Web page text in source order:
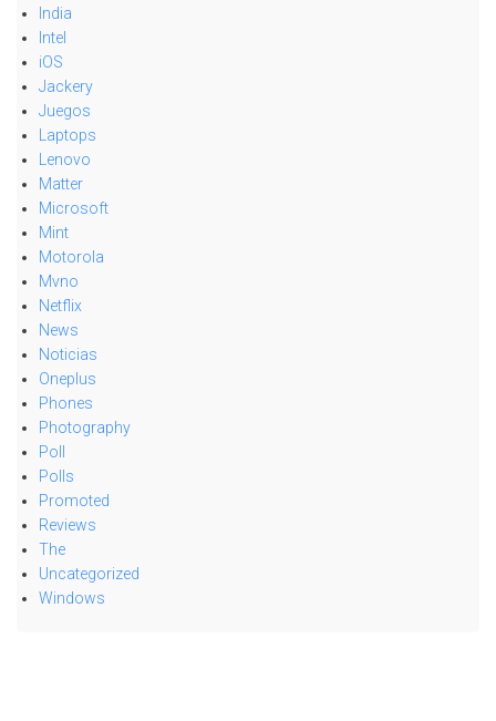
India
Intel
iOS
Jackery
Juegos
Laptops
Lenovo
Matter
Microsoft
Mint
Motorola
Mvno
Netflix
News
Noticias
Oneplus
Phones
Photography
Poll
Polls
Promoted
Reviews
The
Uncategorized
Windows